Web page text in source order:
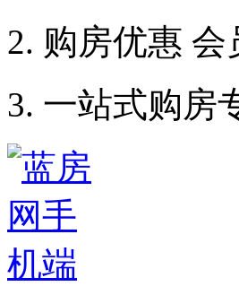
2. 购房优惠 会
3. 一站式购房